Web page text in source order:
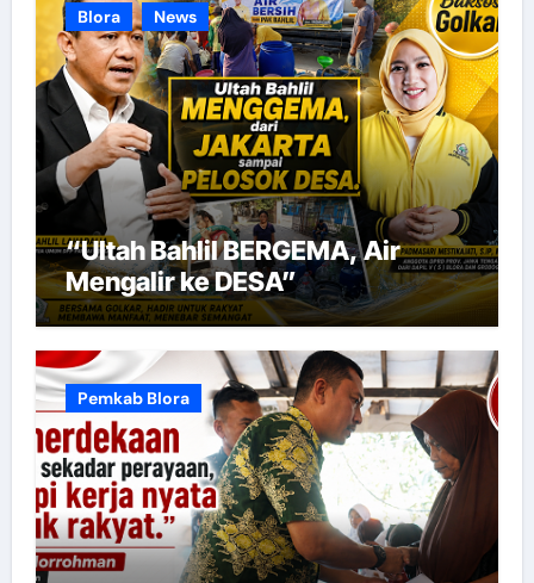
Blora News
“Ultah Bahlil BERGEMA, Air
Mengalir ke DESA”
Pemkab Blora